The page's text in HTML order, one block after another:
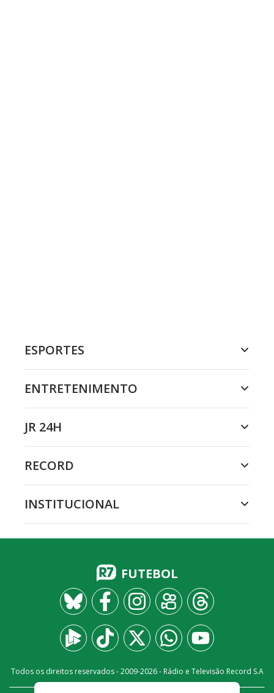
ESPORTES
ENTRETENIMENTO
JR 24H
RECORD
INSTITUCIONAL
FUTEBOL
Todos os direitos reservados - 2009-2026- Rádio e Televisão Record S.A